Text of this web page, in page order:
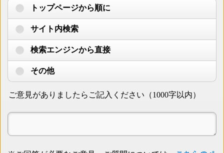
トップページから順に
サイト内検索
検索エンジンから直接
その他
ご意見がありましたらご記入ください（1000字以内）